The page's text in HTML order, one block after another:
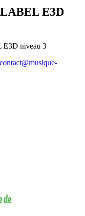
E3D
E3D niveau 3
contact@musique-